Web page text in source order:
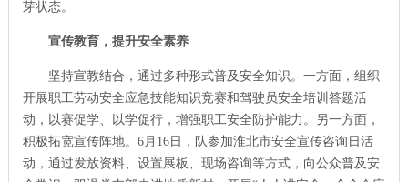
芽状态。
宣传教育，提升安全素养
坚持宣教结合，通过多种形式普及安全知识。一方面，组织
开展职工劳动安全应急技能知识竞赛和驾驶员安全培训答题活
动，以赛促学、以学促行，增强职工安全防护能力。另一方面，
积极拓宽宣传阵地。6月16日，队参加淮北市安全宣传咨询日活
动，通过发放资料、设置展板、现场咨询等方式，向公众普及安